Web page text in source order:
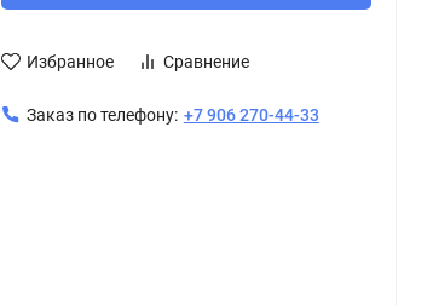
Избранное Сравнение
Заказ по телефону: +7 906 270-44-33